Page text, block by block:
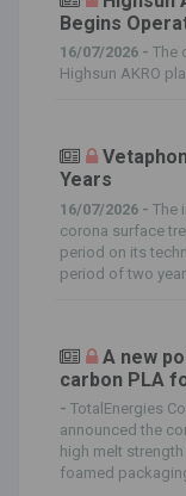
Begins
16/07/2026 - The
Highsun AKRO
Years
16/07/2026 - The
corona surface
period on its
period of two
A new
carbon PLA
- TotalEnergies
announced the
high melt
foamed